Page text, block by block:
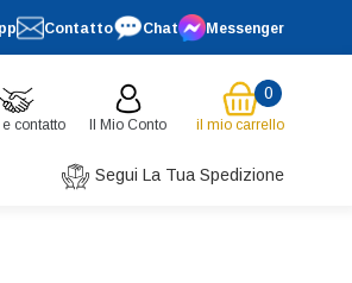
Contatto Chat Messenger
contatto Il Mio Conto
0
il mio carrello
Segui La Tua Spedizione